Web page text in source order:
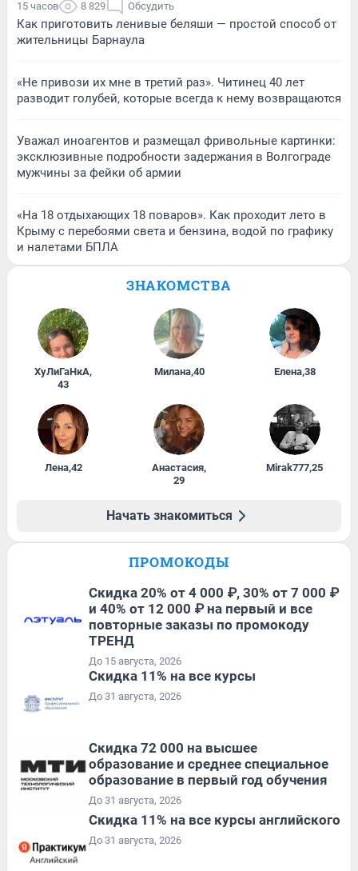
15 часов 8 829 Обсудить
Как приготовить ленивые беляши — простой способ от
жительницы Барнаула
«Не привози их мне в третий раз». Читинец 40 лет
разводит голубей, которые всегда к нему возвращаются
Уважал иноагентов и размещал фривольные картинки:
эксклюзивные подробности задержания в Волгограде
мужчины за фейки об армии
«На 18 отдыхающих 18 поваров». Как проходит лето в
Крыму с перебоями света и бензина, водой по графику
и налетами БПЛА
ЗНАКОМСТВА
ХуЛиГаНкА,
43
Милана,40 Елена,38
Лена,42 Анастасия,
29
Mirak777,25
Начать знакомиться
ПРОМОКОДЫ
Скидка 20% от 4 000 ₽, 30% от 7 000 ₽
и 40% от 12 000 ₽ на первый и все
повторные заказы по промокоду
ТРЕНД
До 15 августа, 2026
Скидка 11% на все курсы
До 31 августа, 2026
Скидка 72 000 на высшее
образование и среднее специальное
образование в первый год обучения
До 31 августа, 2026
Скидка 11% на все курсы английского
До 31 августа, 2026